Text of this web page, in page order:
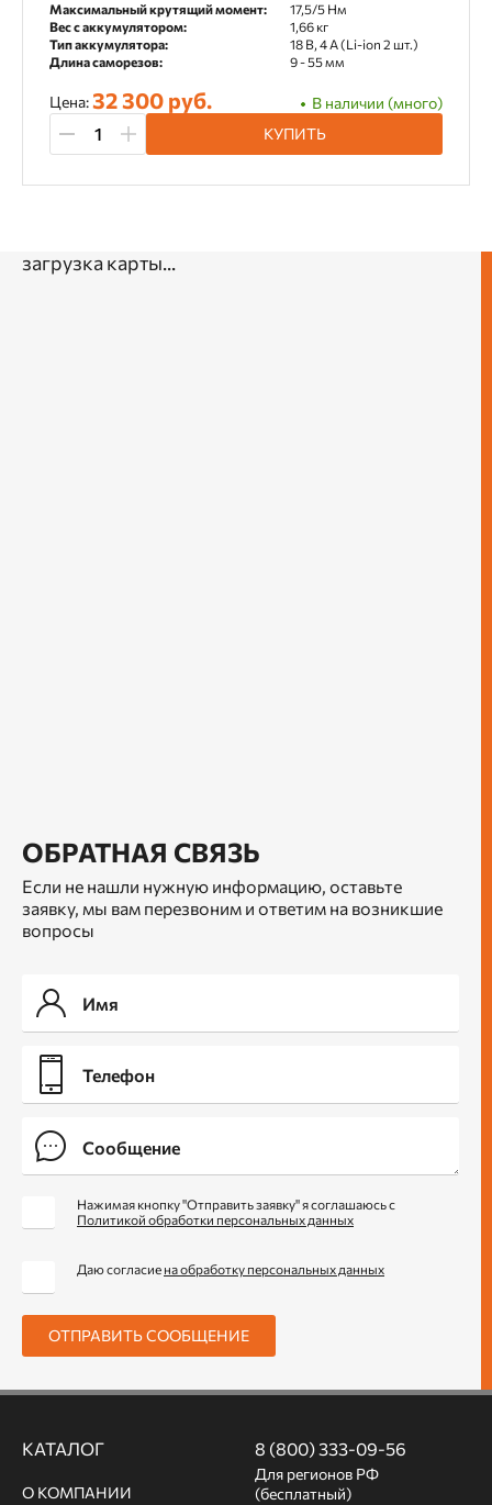
Максимальный крутящий момент:
17,5/5 Нм
Вес с аккумулятором:
1,66 кг
Тип аккумулятора:
18 В, 4 А (Li-ion 2 шт.)
Длина саморезов:
9 - 55 мм
Цена:32 300 руб.
В наличии (много)
КУПИТЬ
загрузка карты...
ОБРАТНАЯ СВЯЗЬ
Если не нашли нужную информацию, оставьте
заявку, мы вам перезвоним и ответим на возникшие
вопросы
Нажимая кнопку "Отправить заявку" я соглашаюсь с
Политикой обработки персональных данных
Даю согласие на обработку персональных данных
ОТПРАВИТЬ СООБЩЕНИЕ
КАТАЛОГ
О КОМПАНИИ
8 (800) 333-09-56
Для регионов РФ
(бесплатный)